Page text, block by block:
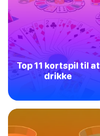
Top 11 kortspil til at
drikke